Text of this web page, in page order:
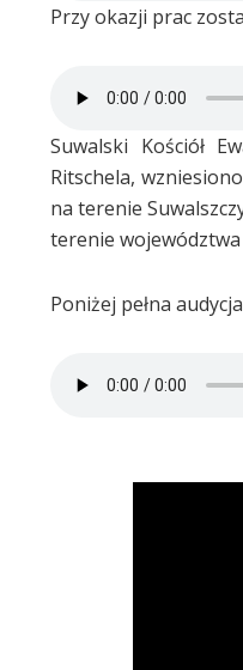
Przy okazji prac
Suwalski Kościół
Ritschela,
na terenie
terenie
Poniżej pełna